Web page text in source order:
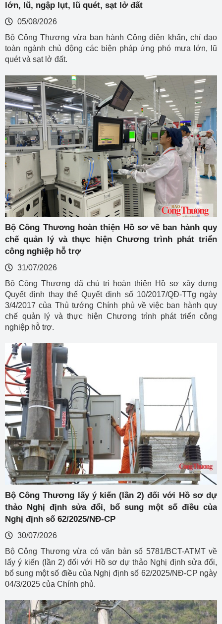
lớn, lũ, ngập lụt, lũ quét, sạt lở đất
05/08/2026
Bộ Công Thương vừa ban hành Công điện khẩn, chỉ đạo
toàn ngành chủ động các biện pháp ứng phó mưa lớn, lũ
quét và sạt lở đất.
Bộ Công Thương hoàn thiện Hồ sơ về ban hành quy
chế quản lý và thực hiện Chương trình phát triển
công nghiệp hỗ trợ
31/07/2026
Bộ Công Thương đã chủ trì hoàn thiện Hồ sơ xây dựng
Quyết định thay thế Quyết định số 10/2017/QĐ-TTg ngày
3/4/2017 của Thủ tướng Chính phủ về việc ban hành quy
chế quản lý và thực hiện Chương trình phát triển công
nghiệp hỗ trợ.
Bộ Công Thương lấy ý kiến (lần 2) đối với Hồ sơ dự
thảo Nghị định sửa đổi, bổ sung một số điều của
Nghị định số 62/2025/NĐ-CP
30/07/2026
Bộ Công Thương vừa có văn bản số 5781/BCT-ATMT về
lấy ý kiến (lần 2) đối với Hồ sơ dự thảo Nghị định sửa đổi,
bổ sung một số điều của Nghị định số 62/2025/NĐ-CP ngày
04/3/2025 của Chính phủ.